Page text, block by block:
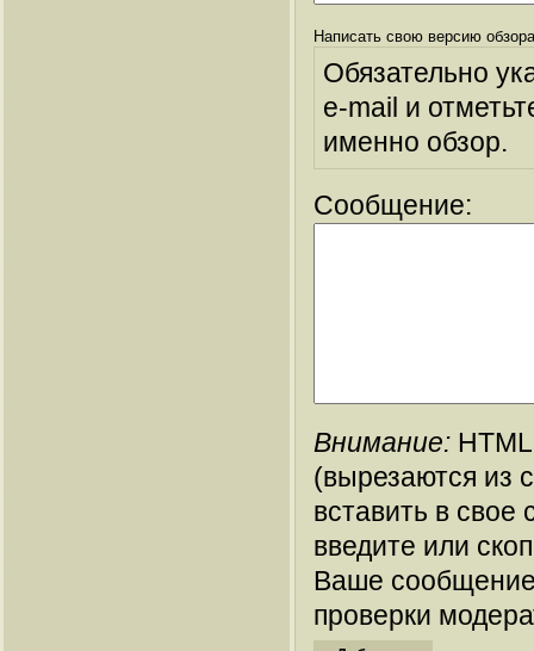
Написать свою версию
Обязательно
e-mail и
именно обзор.
Сообщение:
Внимание:
(вырезаются из
вставить в
введите или
Ваше
проверки